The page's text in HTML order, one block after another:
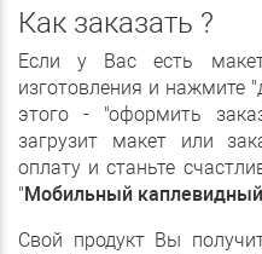
Как заказать ?
Если у Вас есть
изготовления и нажмите
этого - "оформить
загрузит макет или
оплату и станьте
" Мобильный каплевидный
Свой продукт Вы